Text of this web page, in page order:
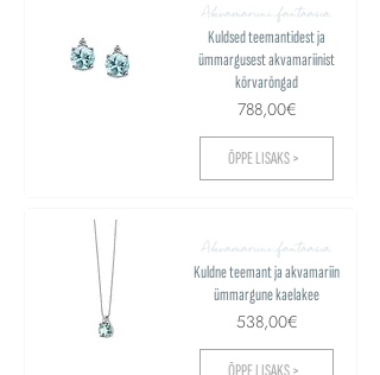
Akvamariini fantaasia
Kuldsed teemantidest ja
ümmargusest akvamariinist
kõrvarõngad
788,00€
ÕPPE LISAKS >
Akvamariini fantaasia
Kuldne teemant ja akvamariin
ümmargune kaelakee
538,00€